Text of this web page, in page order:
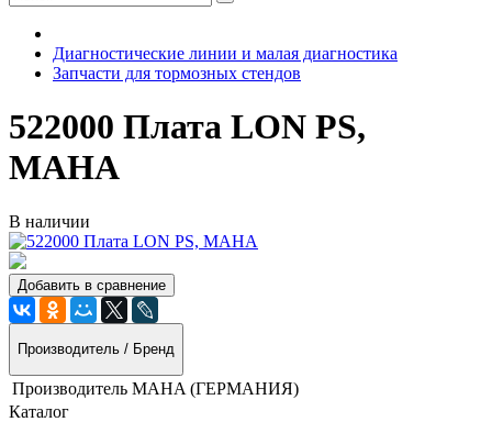
Диагностические линии и малая диагностика
Запчасти для тормозных стендов
522000 Плата LON PS,
MAHA
В наличии
Добавить в сравнение
Производитель / Бренд
Производитель MAHA (ГЕРМАНИЯ)
Каталог